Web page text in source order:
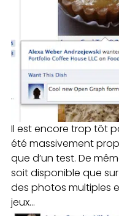
Il est encore trop tôt
été massivement
que d’un test. De
soit disponible que
des photos multiples
jeux…